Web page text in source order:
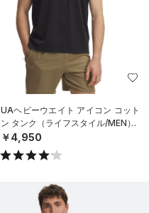
UAヘビーウエイト アイコン コット
ン タンク（ライフスタイル/MEN）
￥4,950